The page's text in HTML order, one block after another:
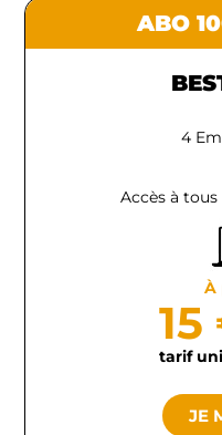
ABO
4
Accès à
À
tarif
JE